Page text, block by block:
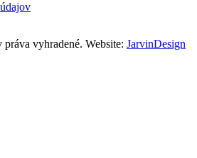
vyhradené. Website: JarvinDesign